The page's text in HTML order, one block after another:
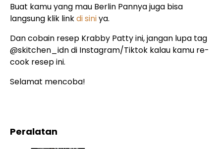
Buat kamu yang mau Berlin Pannya juga bisa
langsung klik linkdi siniya.
Dan cobain resep Krabby Patty ini, jangan lupa tag
@skitchen_idn di Instagram/Tiktok kalau kamu re-
cook resep ini.
Selamat mencoba!
Peralatan